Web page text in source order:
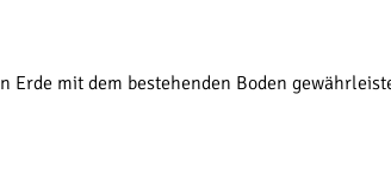
Erde mit dem bestehenden Boden